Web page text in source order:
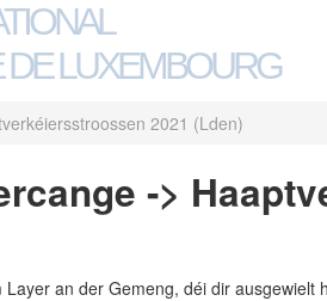
LUXEMBOURG
2021 (Lden)
->
an der Gemeng, déi dir